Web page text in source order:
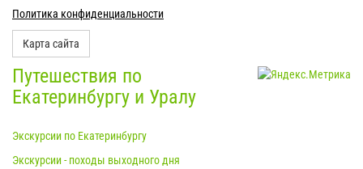
Политика конфиденциальности
Карта сайта
Путешествия по
Екатеринбургу и Уралу
Экскурсии по Екатеринбургу
Экскурсии - походы выходного дня